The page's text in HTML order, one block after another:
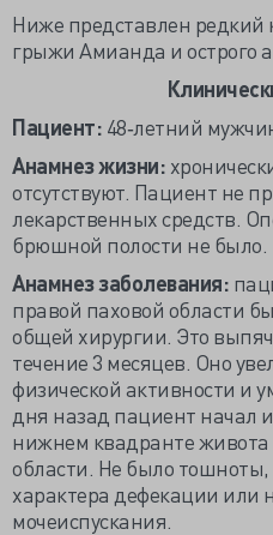
Ниже представлен редкий
грыжи Амианда и острого
Пациент: 48‐летний
Анамнез жизни:
отсутствуют. Пациент не
лекарственных средств.
брюшной полости не было.
Анамнез заболевания:
правой паховой области
общей хирургии. Это
течение 3 месяцев. Оно
физической активности и
дня назад пациент начал
нижнем квадранте живота
области. Не было
характера дефекации или
мочеиспускания.